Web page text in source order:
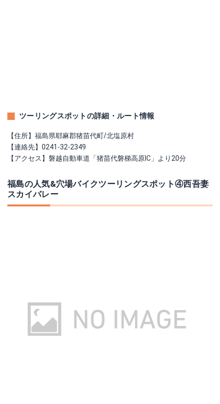
ツーリングスポットの詳細・ルート情報
【住所】福島県耶麻郡猪苗代町/北塩原村
【連絡先】0241-32-2349
【アクセス】磐越自動車道「猪苗代磐梯高原IC」より20分
福島の人気&穴場バイクツーリングスポット④西吾妻
スカイバレー